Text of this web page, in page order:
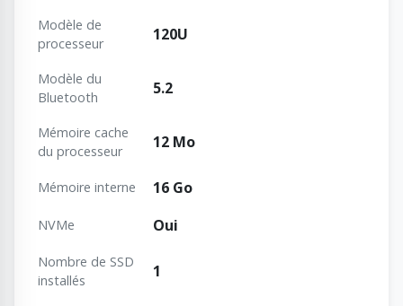
Modèle de
processeur
120U
Modèle du
Bluetooth
5.2
Mémoire cache
du processeur
12 Mo
Mémoire interne 16 Go
NVMe Oui
Nombre de SSD
installés
1